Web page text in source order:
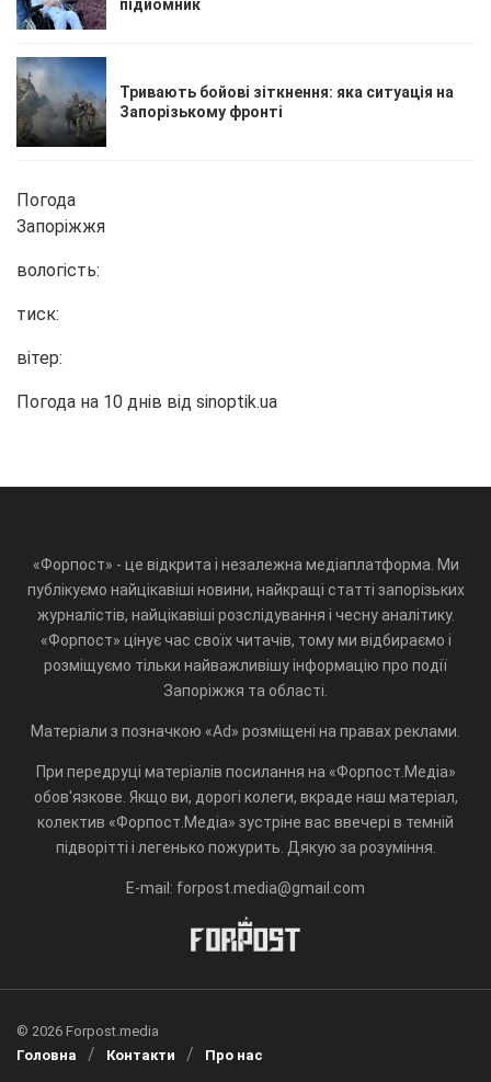
підйомник
Тривають бойові зіткнення: яка ситуація на
Запорізькому фронті
Погода
Запоріжжя
вологість:
тиск:
вітер:
Погода на 10 днів від sinoptik.ua
«Форпост» - це відкрита і незалежна медіаплатформа. Ми
публікуємо найцікавіші новини, найкращі статті запорізьких
журналістів, найцікавіші розслідування і чесну аналітику.
«Форпост» цінує час своїх читачів, тому ми відбираємо і
розміщуємо тільки найважливішу інформацію про події
Запоріжжя та області.
Матеріали з позначкою «Ad» розміщені на правах реклами.
При передруці матеріалів посилання на «Форпост.Медіа»
обов'язкове. Якщо ви, дорогі колеги, вкраде наш матеріал,
колектив «Форпост.Медіа» зустріне вас ввечері в темній
підворітті і легенько пожурить. Дякую за розуміння.
E-mail: forpost.media@gmail.com
© 2026 Forpost.media
Головна
Контакти Про нас